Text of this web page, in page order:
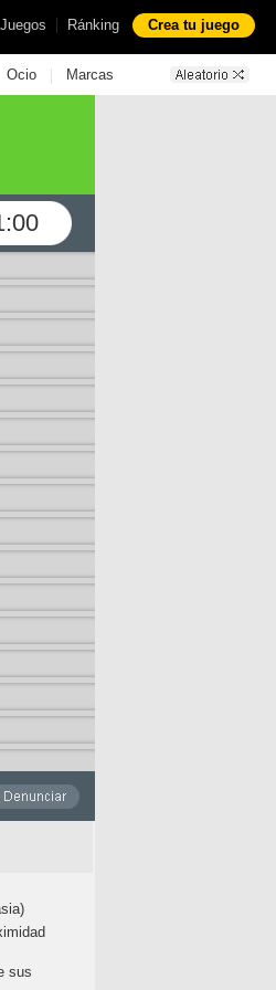
Juegos | Ránking Crea tu juego
Ocio | Marcas
sus